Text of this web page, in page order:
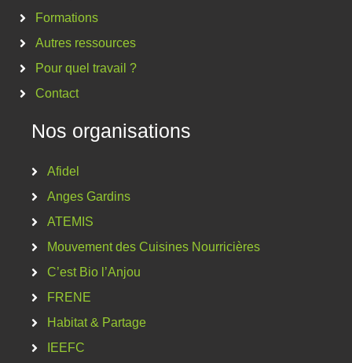
Formations
Autres ressources
Pour quel travail ?
Contact
Nos organisations
Afidel
Anges Gardins
ATEMIS
Mouvement des Cuisines Nourricières
C’est Bio l’Anjou
FRENE
Habitat & Partage
IEEFC